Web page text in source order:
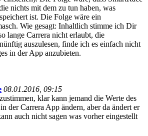
nichts mit dem zu tun haben, was
ist. Die Folge wäre ein
Wie gesagt: Inhaltlich stimme ich Dir
lange Carrera nicht erlaubt, die
auszulesen, finde ich es einfach nicht
in der App anzubieten.
08.01.2016, 09:15
klar kann jemand die Werte des
der Carrera App ändern, aber da ändert er
auch nicht sagen was vorher eingestellt